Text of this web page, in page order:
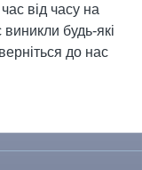
від часу на
будь-які
до нас